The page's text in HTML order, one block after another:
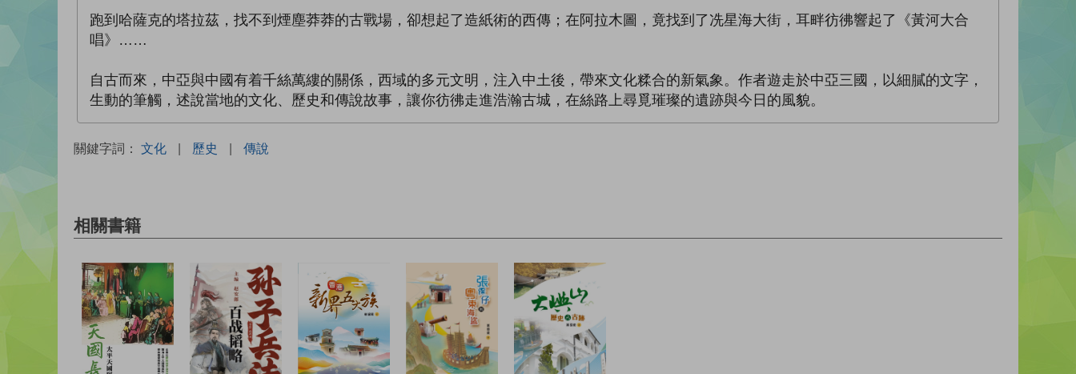
跑到哈薩克的塔拉茲，找不到煙塵莽莽的古戰場，卻想起了造紙術的西傳；在阿拉木圖，竟找到了冼星海大街，耳畔彷彿響起了《黃河大合
唱》……
自古而來，中亞與中國有着千絲萬縷的關係，西域的多元文明，注入中土後，帶來文化糅合的新氣象。作者遊走於中亞三國，以細膩的文字，
生動的筆觸，述說當地的文化、歷史和傳說故事，讓你彷彿走進浩瀚古城，在絲路上尋覓璀璨的遺跡與今日的風貌。
關鍵字詞： 文化 | 歷史 | 傳說
相關書籍